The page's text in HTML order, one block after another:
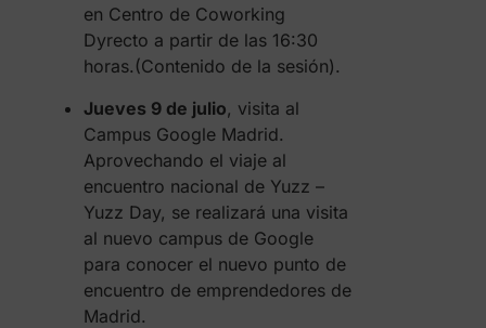
en Centro de Coworking
Dyrecto a partir de las 16:30
horas.(Contenido de la sesión).
Jueves 9 de julio, visita al
Campus Google Madrid.
Aprovechando el viaje al
encuentro nacional de Yuzz –
Yuzz Day, se realizará una visita
al nuevo campus de Google
para conocer el nuevo punto de
encuentro de emprendedores de
Madrid.